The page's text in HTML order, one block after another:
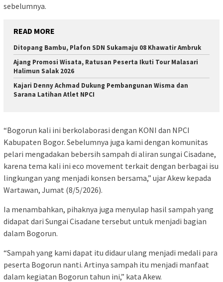
sebelumnya.
READ MORE
Ditopang Bambu, Plafon SDN Sukamaju 08 Khawatir Ambruk
Ajang Promosi Wisata, Ratusan Peserta Ikuti Tour Malasari
Halimun Salak 2026
Kajari Denny Achmad Dukung Pembangunan Wisma dan
Sarana Latihan Atlet NPCI
“Bogorun kali ini berkolaborasi dengan KONI dan NPCI
Kabupaten Bogor. Sebelumnya juga kami dengan komunitas
pelari mengadakan bebersih sampah di aliran sungai Cisadane,
karena tema kali ini eco movement terkait dengan berbagai isu
lingkungan yang menjadi konsen bersama,” ujar Akew kepada
Wartawan, Jumat (8/5/2026).
Ia menambahkan, pihaknya juga menyulap hasil sampah yang
didapat dari Sungai Cisadane tersebut untuk menjadi bagian
dalam Bogorun.
“Sampah yang kami dapat itu didaur ulang menjadi medali para
peserta Bogorun nanti. Artinya sampah itu menjadi manfaat
dalam kegiatan Bogorun tahun ini,” kata Akew.